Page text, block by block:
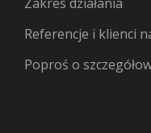
Referencje i klienci
Poproś o